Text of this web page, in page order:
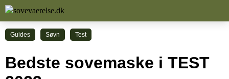
Guides Søvn Test
Bedste sovemaske i TEST